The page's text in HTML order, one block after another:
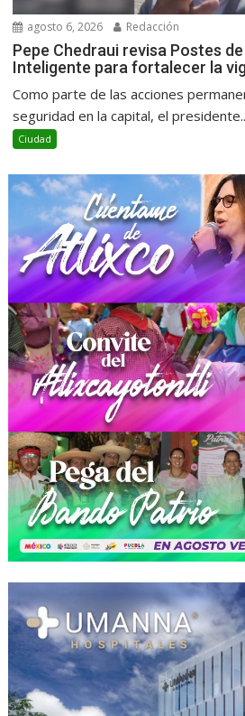
agosto 6, 2026 Redacción
Pepe Chedraui revisa Postes
Inteligente para fortalecer la
Como parte de las acciones
seguridad en la capital, el
Ciudad